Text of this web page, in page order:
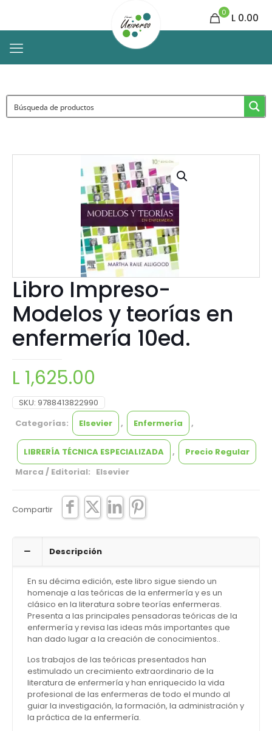
0 L 0.00
Libro Impreso-
Modelos y teorías en
enfermería 10ed.
L 1,625.00
SKU: 9788413822990
Categorías:
Elsevier , Enfermería ,
LIBRERÍA TÉCNICA ESPECIALIZADA ,
Precio Regular
Marca / Editorial: Elsevier
Compartir
Descripción
En su décima edición, este libro sigue siendo un
homenaje a las teóricas de la enfermería y es un
clásico en la literatura sobre teorías enfermeras.
Presenta a las principales pensadoras teóricas de la
enfermería y revisa las ideas más importantes que
han dado lugar a la creación de conocimientos..
Los trabajos de las teóricas presentados han
estimulado un crecimiento extraordinario de la
literatura de enfermería y han enriquecido la vida
profesional de las enfermeras de todo el mundo al
guiar la investigación, la formación, la administración y
la práctica de la enfermería.